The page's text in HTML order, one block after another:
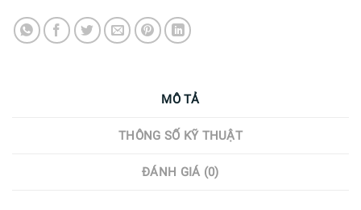
MÔ TẢ
THÔNG SỐ KỸ THUẬT
ĐÁNH GIÁ (0)